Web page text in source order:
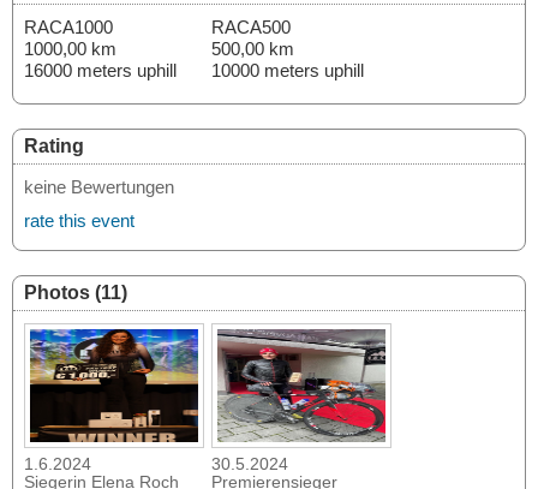
RACA1000
1000,00 km
16000 meters uphill
RACA500
500,00 km
10000 meters uphill
Rating
keine Bewertungen
rate this event
Photos (11)
1.6.2024
Siegerin Elena Roch
30.5.2024
Premierensieger